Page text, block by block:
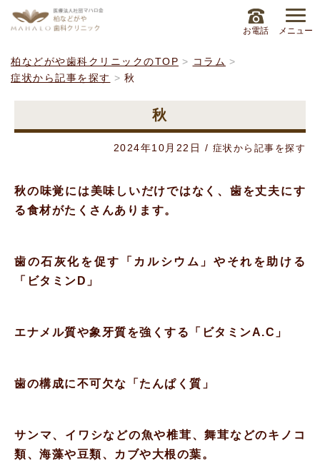
お電話 メニュー
柏などがや歯科クリニックのTOP
コラム
症状から記事を探す
秋
秋
2024年10月22日 / 症状から記事を探す
秋の味覚には美味しいだけではなく、歯を丈夫にす
る食材がたくさんあります。
歯の石灰化を促す「カルシウム」やそれを助ける
「ビタミンD」
エナメル質や象牙質を強くする「ビタミンA.C」
歯の構成に不可欠な「たんぱく質」
サンマ、イワシなどの魚や椎茸、舞茸などのキノコ
類、海藻や豆類、カブや大根の葉。